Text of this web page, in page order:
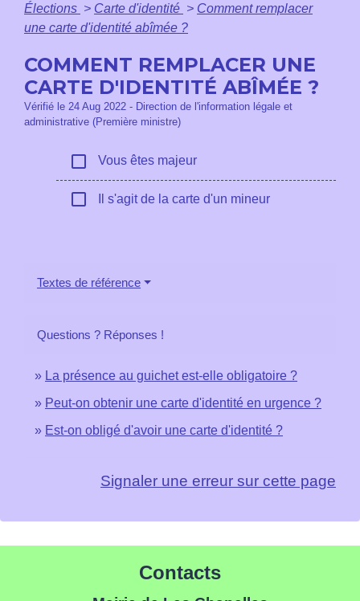
Élections > Carte d'identité > Comment remplacer
une carte d'identité abîmée ?
COMMENT REMPLACER UNE
CARTE D'IDENTITÉ ABÎMÉE ?
Vérifié le 24 Aug 2022 - Direction de l'information légale et
administrative (Première ministre)
check_box_outline_blank Vous êtes majeur
check_box_outline_blank Il s'agit de la carte d'un mineur
Textes de référence
Questions ? Réponses !
La présence au guichet est-elle obligatoire ?
Peut-on obtenir une carte d'identité en urgence ?
Est-on obligé d'avoir une carte d'identité ?
Signaler une erreur sur cette page
Contacts